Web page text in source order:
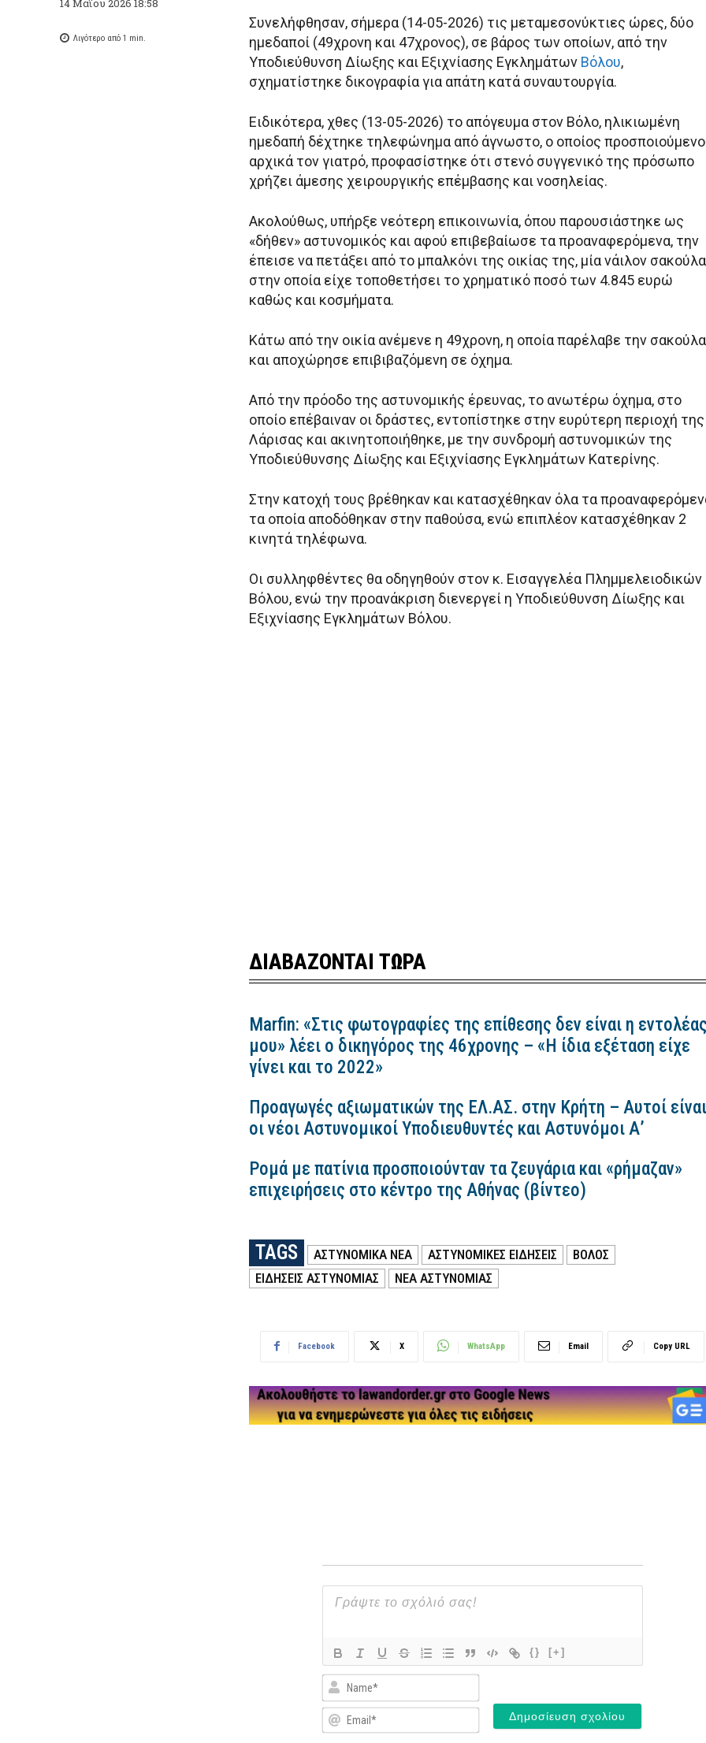
Λιγότερο από 1 min.
Συνελήφθησαν, σήμερα (14-05-2026) τις μεταμεσονύκτιες ώρες, δύο
ημεδαποί (49χρονη και 47χρονος), σε βάρος των οποίων, από την
Υποδιεύθυνση Δίωξης και Εξιχνίασης Εγκλημάτων Βόλου,
σχηματίστηκε δικογραφία για απάτη κατά συναυτουργία.
Ειδικότερα, χθες (13-05-2026) το απόγευμα στον Βόλο, ηλικιωμένη
ημεδαπή δέχτηκε τηλεφώνημα από άγνωστο, ο οποίος
αρχικά τον γιατρό, προφασίστηκε ότι στενό συγγενικό της πρόσωπο
χρήζει άμεσης χειρουργικής επέμβασης και νοσηλείας.
Ακολούθως, υπήρξε νεότερη επικοινωνία, όπου παρουσιάστηκε ως
«δήθεν» αστυνομικός και αφού επιβεβαίωσε τα προαναφερόμενα, την
έπεισε να πετάξει από το μπαλκόνι της οικίας της, μία νάιλον σακούλα
στην οποία είχε τοποθετήσει το χρηματικό ποσό των 4.845 ευρώ
καθώς και κοσμήματα.
Κάτω από την οικία ανέμενε η 49χρονη, η οποία παρέλαβε την σακούλα
και αποχώρησε επιβιβαζόμενη σε όχημα.
Από την πρόοδο της αστυνομικής έρευνας, το ανωτέρω όχημα, στο
οποίο επέβαιναν οι δράστες, εντοπίστηκε στην ευρύτερη περιοχή της
Λάρισας και ακινητοποιήθηκε, με την συνδρομή αστυνομικών της
Υποδιεύθυνσης Δίωξης και Εξιχνίασης Εγκλημάτων Κατερίνης.
Στην κατοχή τους βρέθηκαν και κατασχέθηκαν όλα τα
τα οποία αποδόθηκαν στην παθούσα, ενώ επιπλέον κατασχέθηκαν 2
κινητά τηλέφωνα.
Οι συλληφθέντες θα οδηγηθούν στον κ. Εισαγγελέα Πλημμελειοδικών
Βόλου, ενώ την προανάκριση διενεργεί η Υποδιεύθυνση Δίωξης και
Εξιχνίασης Εγκλημάτων Βόλου.
ΔΙΑΒΑΖΟΝΤΑΙ ΤΩΡΑ
Marfin: «Στις φωτογραφίες της επίθεσης δεν είναι η εντολέας
μου» λέει ο δικηγόρος της 46χρονης – «Η ίδια εξέταση είχε
γίνει και το 2022»
Προαγωγές αξιωματικών της ΕΛ.ΑΣ. στην Κρήτη – Αυτοί είναι
οι νέοι Αστυνομικοί Υποδιευθυντές και Αστυνόμοι Α’
Ρομά με πατίνια προσποιούνταν τα ζευγάρια και «ρήμαζαν»
επιχειρήσεις στο κέντρο της Αθήνας (βίντεο)
TAGS ΑΣΤΥΝΟΜΙΚΑ ΝΕΑ ΑΣΤΥΝΟΜΙΚΕΣ ΕΙΔΗΣΕΙΣ
ΒΟΛΟΣ
ΕΙΔΗΣΕΙΣ ΑΣΤΥΝΟΜΙΑΣ
ΝΕΑ ΑΣΤΥΝΟΜΙΑΣ
Facebook X WhatsApp Email Copy URL
{} [+]
Name*
Email*